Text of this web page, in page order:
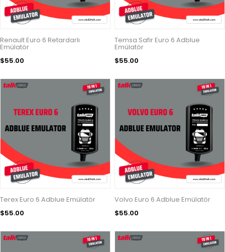
Renault Euro 6 Retardarlı
Emülatör
$55.00
Temsa Safir Euro 6 Adblue
Emülatör
$55.00
Terex Euro 6 Adblue Emülatör
$55.00
Volvo Euro 6 Adblue Emülatör
$55.00